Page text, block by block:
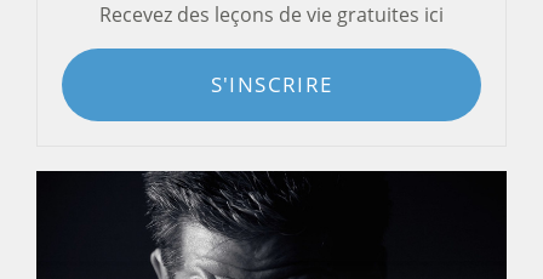
Recevez des leçons de vie gratuites ici
S'INSCRIRE